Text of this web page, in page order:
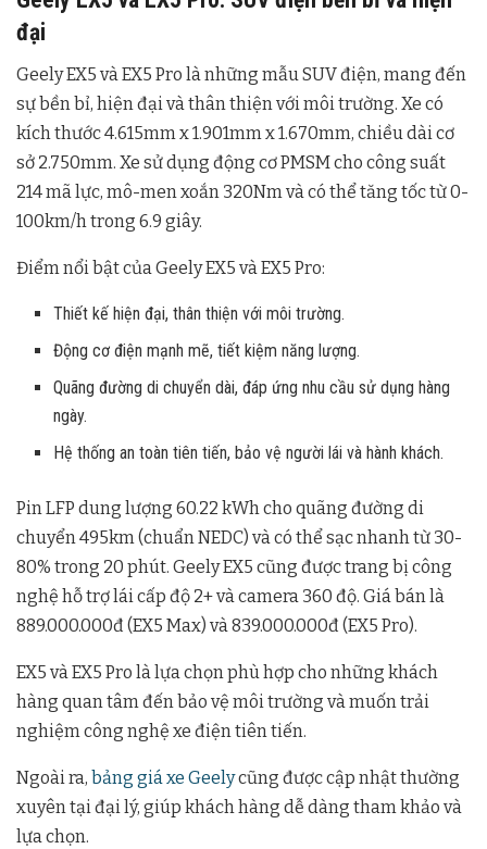
đại
Geely EX5 và EX5 Pro là những mẫu SUV điện, mang đến
sự bền bỉ, hiện đại và thân thiện với môi trường. Xe có
kích thước 4.615mm x 1.901mm x 1.670mm, chiều dài cơ
sở 2.750mm. Xe sử dụng động cơ PMSM cho công suất
214 mã lực, mô-men xoắn 320Nm và có thể tăng tốc từ 0-
100km/h trong 6.9 giây.
Điểm nổi bật của Geely EX5 và EX5 Pro:
Thiết kế hiện đại, thân thiện với môi trường.
Động cơ điện mạnh mẽ, tiết kiệm năng lượng.
Quãng đường di chuyển dài, đáp ứng nhu cầu sử dụng hàng
ngày.
Hệ thống an toàn tiên tiến, bảo vệ người lái và hành khách.
Pin LFP dung lượng 60.22 kWh cho quãng đường di
chuyển 495km (chuẩn NEDC) và có thể sạc nhanh từ 30-
80% trong 20 phút. Geely EX5 cũng được trang bị công
nghệ hỗ trợ lái cấp độ 2+ và camera 360 độ. Giá bán là
889.000.000đ (EX5 Max) và 839.000.000đ (EX5 Pro).
EX5 và EX5 Pro là lựa chọn phù hợp cho những khách
hàng quan tâm đến bảo vệ môi trường và muốn trải
nghiệm công nghệ xe điện tiên tiến.
Ngoài ra, bảng giá xe Geelycũng được cập nhật thường
xuyên tại đại lý, giúp khách hàng dễ dàng tham khảo và
lựa chọn.